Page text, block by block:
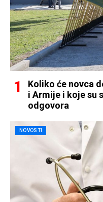
Koliko će novca
i Armije i koje su
odgovora
NOVOSTI